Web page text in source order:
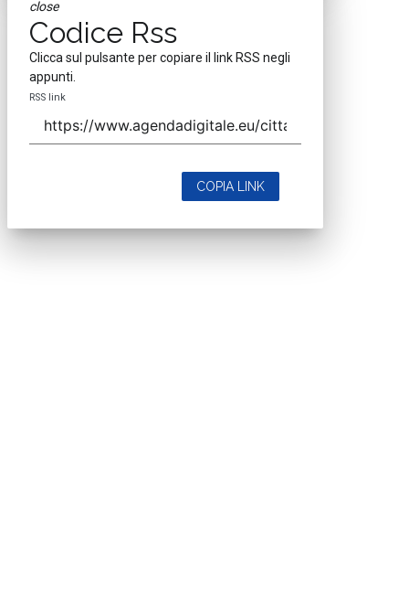
close
Codice Rss
Clicca sul pulsante per copiare il link RSS negli
appunti.
RSS link
COPIA LINK